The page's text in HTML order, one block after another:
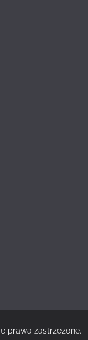
prawa zastrzeżone.